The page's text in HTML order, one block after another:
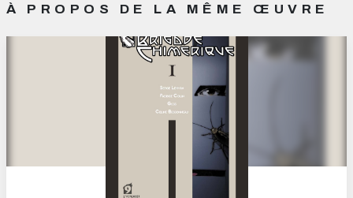
À PROPOS DE LA MÊME ŒUVRE